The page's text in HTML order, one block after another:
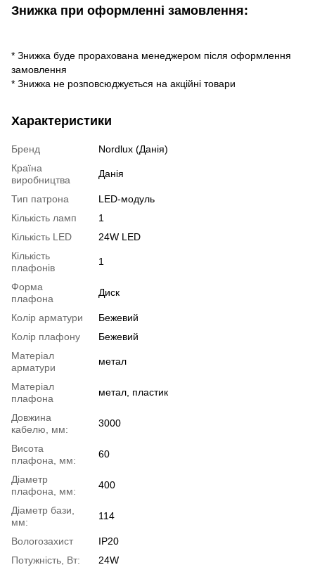
Знижка при оформленні замовлення:
* Знижка буде прорахована менеджером після оформлення
замовлення
* Знижка не розповсюджується на акційні товари
Характеристики
Бренд
Nordlux (Данія)
Країна
виробництва
Данія
Тип патрона
LED-модуль
Кількість ламп
1
Кількість LED
24W LED
Кількість
плафонів
1
Форма
плафона
Диск
Колір арматури
Бежевий
Колір плафону
Бежевий
Матеріал
арматури
метал
Матеріал
плафона
метал, пластик
Довжина
кабелю, мм:
3000
Висота
плафона, мм:
60
Діаметр
плафона, мм:
400
Діаметр бази,
мм:
114
Вологозахист
IP20
Потужність, Вт:
24W